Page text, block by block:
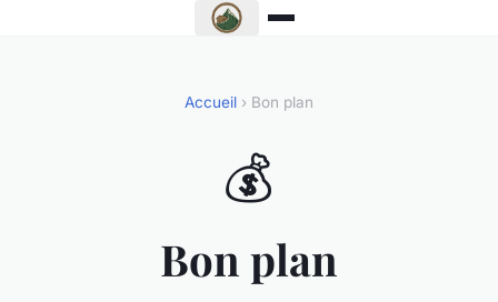
Accueil › Bon plan
💰
Bon plan